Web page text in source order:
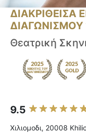
ΔΙΑΚΡΙΘΕΙΣΑ
ΔΙΑΓΩΝΙΣΜΟΥ
Θεατρική
9.5
Χιλιομοδι, 20008